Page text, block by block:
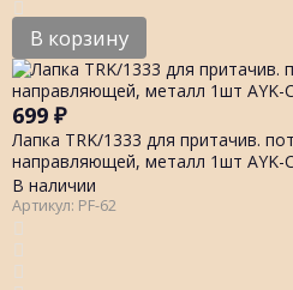
В корзину
699 ₽
Лапка TRK/1333 для притачив.
направляющей, металл 1шт AYK-
В наличии
Артикул: PF-62